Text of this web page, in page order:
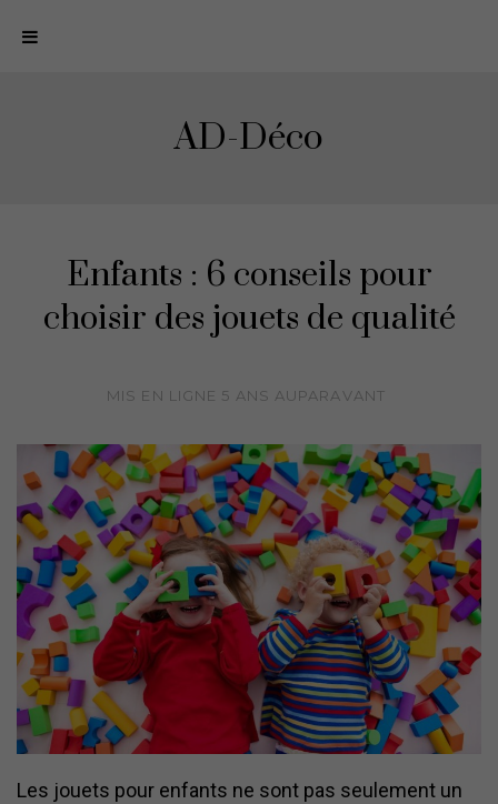
N
AD-Déco
Enfants : 6 conseils pour
choisir des jouets de qualité
MIS EN LIGNE 5 ANS AUPARAVANT
Les jouets pour enfants ne sont pas seulement un